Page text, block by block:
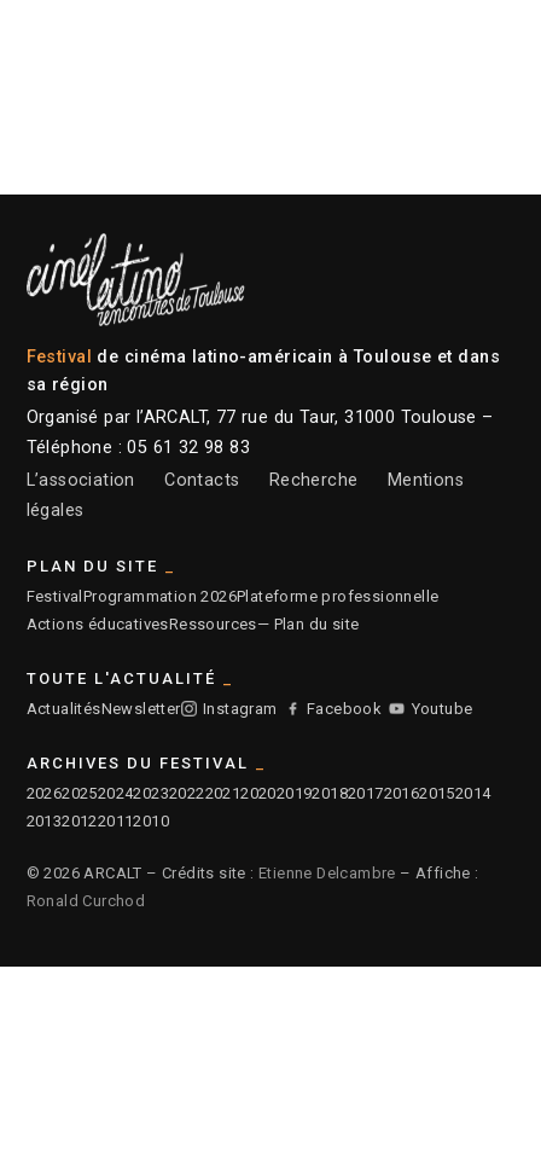
Festival de cinéma latino-américain à Toulouse et dans
sa région
Organisé par l’ARCALT, 77 rue du Taur, 31000 Toulouse –
Téléphone : 05 61 32 98 83
L’association
Contacts Recherche
Mentions
légales
PLAN DU SITE
Festival Programmation 2026Plateforme professionnelle
Actions éducativesRessources— Plan du site
TOUTE L'ACTUALITÉ
ActualitésNewsletter Instagram Facebook Youtube
ARCHIVES DU FESTIVAL
2026202520242023202220212020201920182017201620152014
2013201220112010
© 2026 ARCALT – Crédits site : Etienne Delcambre – Affiche :
Ronald Curchod